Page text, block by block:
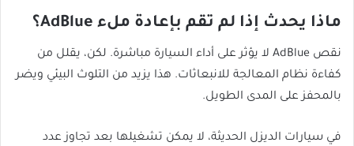
ماذا يحدث إذا لم تقم بإعادة ملء AdBlue؟
نقص AdBlue لا يؤثر على أداء السيارة مباشرة. لكن، يقلل من
كفاءة نظام المعالجة للانبعاثات. هذا يزيد من التلوث البيئي ويضر
بالمحفز على المدى الطويل.
في سيارات الديزل الحديثة، لا يمكن تشغيلها بعد تجاوز عدد